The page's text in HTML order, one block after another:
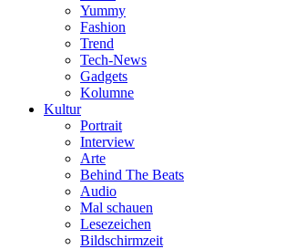
Yummy
Fashion
Trend
Tech-News
Gadgets
Kolumne
Kultur
Portrait
Interview
Arte
Behind The Beats
Audio
Mal schauen
Lesezeichen
Bildschirmzeit